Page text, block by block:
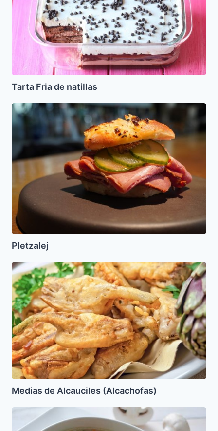
natillas
Tarta Fria de natillas
Pletzalej
Pletzalej
Medias
de
Alcauciles
(Alcachofas)
Medias de Alcauciles (Alcachofas)
Krupnik
(Sopa